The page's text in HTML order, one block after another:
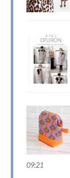
09:21